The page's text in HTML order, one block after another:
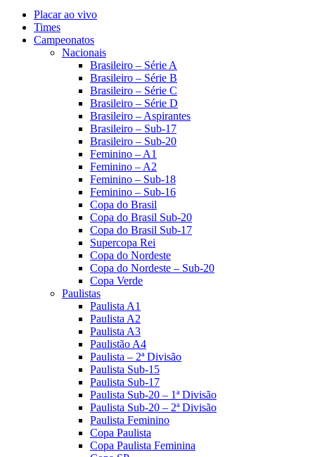
Placar ao vivo
Times
Campeonatos
Nacionais
Brasileiro – Série A
Brasileiro – Série B
Brasileiro – Série C
Brasileiro – Série D
Brasileiro – Aspirantes
Brasileiro – Sub-17
Brasileiro – Sub-20
Feminino – A1
Feminino – A2
Feminino – Sub-18
Feminino – Sub-16
Copa do Brasil
Copa do Brasil Sub-20
Copa do Brasil Sub-17
Supercopa Rei
Copa do Nordeste
Copa do Nordeste – Sub-20
Copa Verde
Paulistas
Paulista A1
Paulista A2
Paulista A3
Paulistão A4
Paulista – 2ª Divisão
Paulista Sub-15
Paulista Sub-17
Paulista Sub-20 – 1ª Divisão
Paulista Sub-20 – 2ª Divisão
Paulista Feminino
Copa Paulista
Copa Paulista Feminina